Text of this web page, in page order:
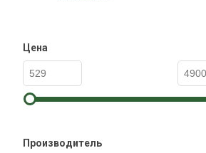
Цена
Производитель